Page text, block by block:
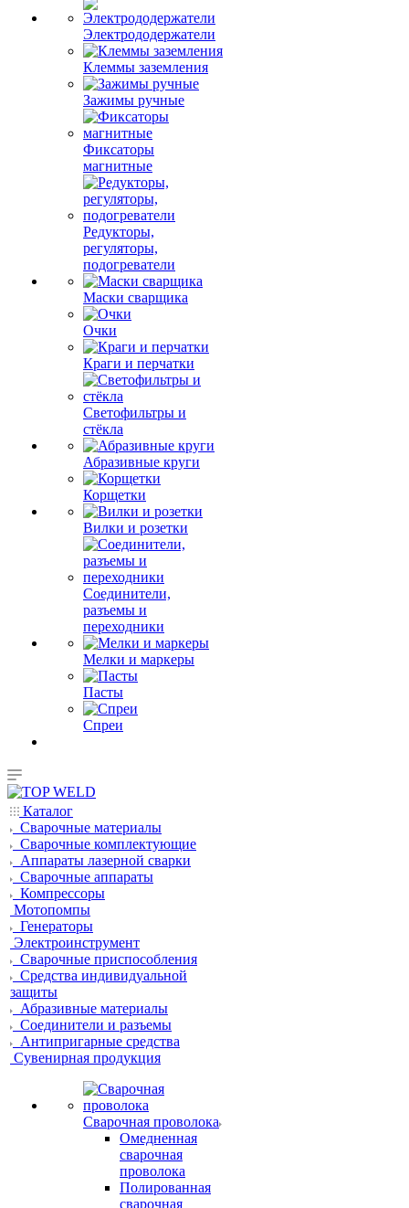
Электрододержатели
Клеммы заземления
Зажимы ручные
Фиксаторы
магнитные
Редукторы,
регуляторы,
подогреватели
Маски сварщика
Очки
Краги и перчатки
Светофильтры и
стёкла
Абразивные круги
Корщетки
Вилки и розетки
Соединители,
разъемы и
переходники
Мелки и маркеры
Пасты
Спреи
Каталог
Сварочные материалы
Сварочные комплектующие
Аппараты лазерной сварки
Сварочные аппараты
Компрессоры
Мотопомпы
Генераторы
Электроинструмент
Сварочные приспособления
Средства индивидуальной
защиты
Абразивные материалы
Соединители и разъемы
Антипригарные средства
Сувенирная продукция
Сварочная проволока
Омедненная
сварочная
проволока
Полированная
сварочная